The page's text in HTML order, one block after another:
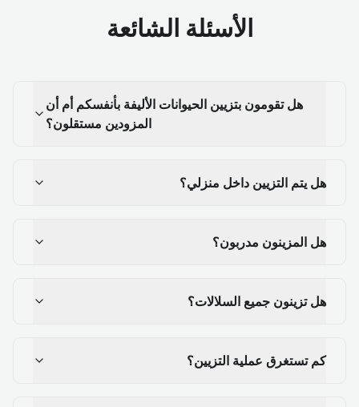
الأسئلة الشائعة
هل تقومون بتزيين الحيوانات الأليفة بأنفسكم أم أن
المزودين مستقلون؟
هل يتم التزيين داخل منزلي؟
هل المزينون مدربون؟
هل تزينون جميع السلالات؟
كم تستغرق عملية التزيين؟